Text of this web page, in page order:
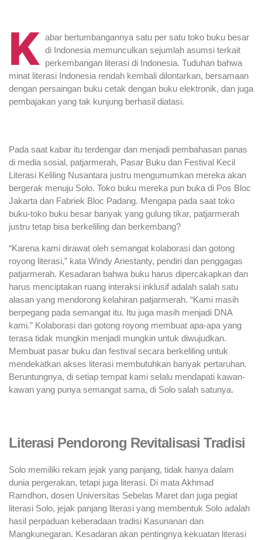
K abar bertumbangannya satu per satu toko buku besar
di Indonesia memunculkan sejumlah asumsi terkait
perkembangan literasi di Indonesia. Tuduhan bahwa
minat literasi Indonesia rendah kembali dilontarkan, bersamaan
dengan persaingan buku cetak dengan buku elektronik, dan juga
pembajakan yang tak kunjung berhasil diatasi.
Pada saat kabar itu terdengar dan menjadi pembahasan panas
di media sosial, patjarmerah, Pasar Buku dan Festival Kecil
Literasi Keliling Nusantara justru mengumumkan mereka akan
bergerak menuju Solo. Toko buku mereka pun buka di Pos Bloc
Jakarta dan Fabriek Bloc Padang. Mengapa pada saat toko
buku-toko buku besar banyak yang gulung tikar, patjarmerah
justru tetap bisa berkeliling dan berkembang?
“Karena kami dirawat oleh semangat kolaborasi dan gotong
royong literasi,” kata Windy Ariestanty, pendiri dan penggagas
patjarmerah. Kesadaran bahwa buku harus dipercakapkan dan
harus menciptakan ruang interaksi inklusif adalah salah satu
alasan yang mendorong kelahiran patjarmerah. “Kami masih
berpegang pada semangat itu. Itu juga masih menjadi DNA
kami.” Kolaborasi dan gotong royong membuat apa-apa yang
terasa tidak mungkin menjadi mungkin untuk diwujudkan.
Membuat pasar buku dan festival secara berkeliling untuk
mendekatkan akses literasi membutuhkan banyak pertaruhan.
Beruntungnya, di setiap tempat kami selalu mendapati kawan-
kawan yang punya semangat sama, di Solo salah satunya.
Literasi Pendorong Revitalisasi Tradisi
Solo memiliki rekam jejak yang panjang, tidak hanya dalam
dunia pergerakan, tetapi juga literasi. Di mata Akhmad
Ramdhon, dosen Universitas Sebelas Maret dan juga pegiat
literasi Solo, jejak panjang literasi yang membentuk Solo adalah
hasil perpaduan keberadaan tradisi Kasunanan dan
Mangkunegaran. Kesadaran akan pentingnya kekuatan literasi